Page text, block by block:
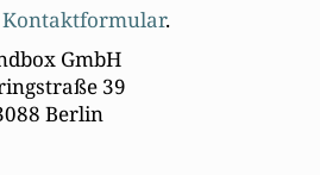
Kontaktformular.
GmbH
39
Berlin